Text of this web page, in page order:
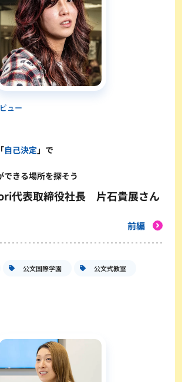
ュー
自己決定 」で
できる場所を探そう
代表取締役社長 片石貴展さん
前編
公文国際学園 公文式教室